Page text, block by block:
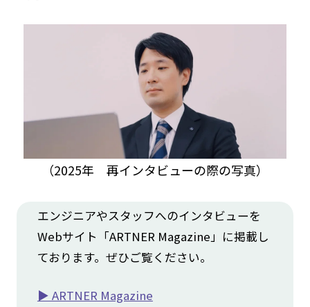
（2025年 再インタビューの際の写真）
エンジニアやスタッフへのインタビューを
Webサイト「ARTNER Magazine」に掲載し
ております。ぜひご覧ください。
▶ ARTNER Magazine